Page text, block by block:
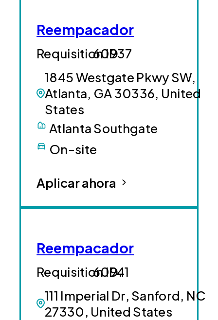
Reempacador
1845 Westgate Pkwy SW,
Atlanta, GA 30336, United
States
60937
Atlanta Southgate
On-site
Aplicar ahora
Reempacador
111 Imperial Dr, Sanford, NC
27330, United States
60941